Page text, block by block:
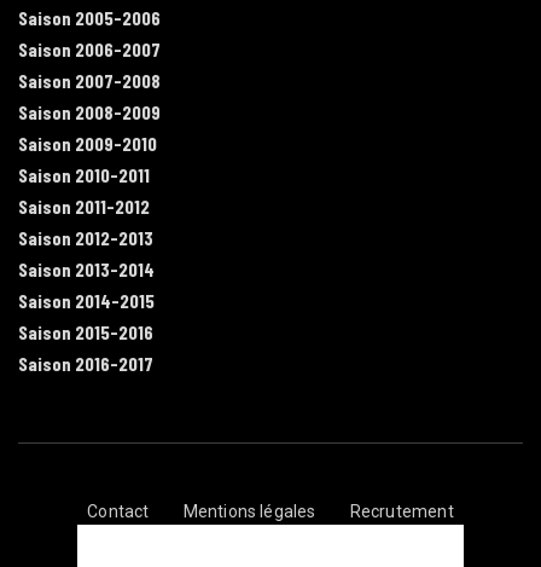
Saison 2005-2006
Saison 2006-2007
Saison 2007-2008
Saison 2008-2009
Saison 2009-2010
Saison 2010-2011
Saison 2011-2012
Saison 2012-2013
Saison 2013-2014
Saison 2014-2015
Saison 2015-2016
Saison 2016-2017
Contact Mentions légales
Recrutement